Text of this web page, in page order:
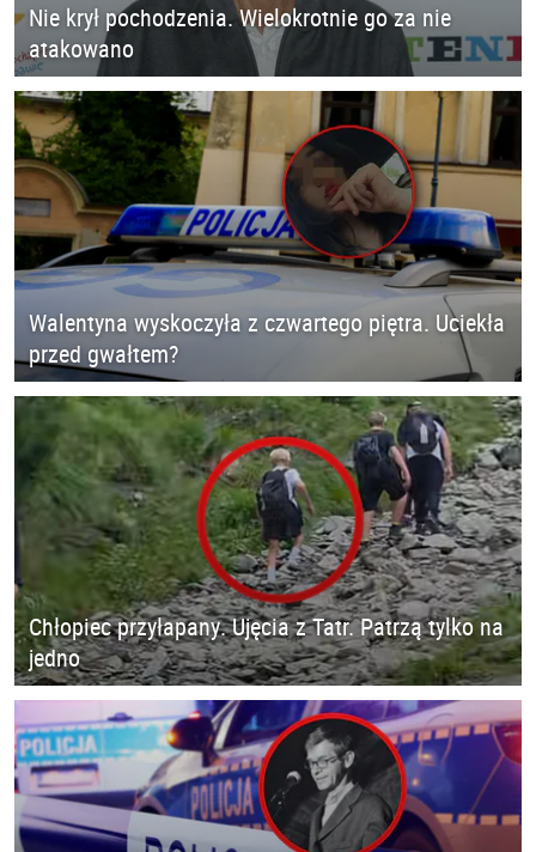
Nie krył pochodzenia. Wielokrotnie go za nie
atakowano
Walentyna wyskoczyła z czwartego piętra. Uciekła
przed gwałtem?
Chłopiec przyłapany. Ujęcia z Tatr. Patrzą tylko na
jedno